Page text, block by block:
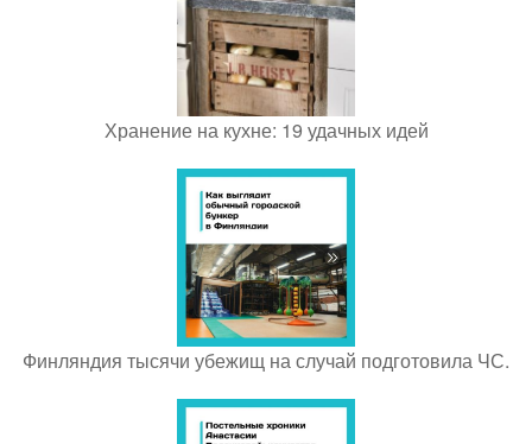
Хранение на кухне: 19 удачных идей
Финляндия тысячи убежищ на случай подготовила ЧС.